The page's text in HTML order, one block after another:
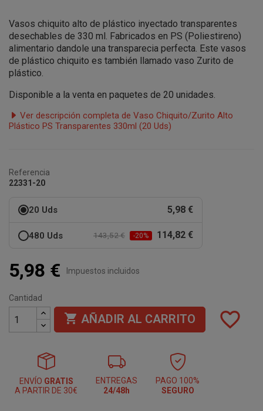
Vasos chiquito alto de plástico inyectado transparentes
desechables de 330 ml. Fabricados en PS (Poliestireno)
alimentario dandole una transparecia perfecta. Este vasos
de plástico chiquito es también llamado vaso Zurito de
plástico.
Disponible a la venta en paquetes de 20 unidades.
Ver descripción completa de Vaso Chiquito/Zurito Alto
Plástico PS Transparentes 330ml (20 Uds)
Referencia
22331-20
20 Uds 5,98 €
480 Uds 143,52 € -20% 114,82 €
5,98 € Impuestos incluidos
Cantidad
 AÑADIR AL CARRITO favorite_border
ENVÍO GRATIS
A PARTIR DE 30€
ENTREGAS
24/48h
PAGO 100%
SEGURO